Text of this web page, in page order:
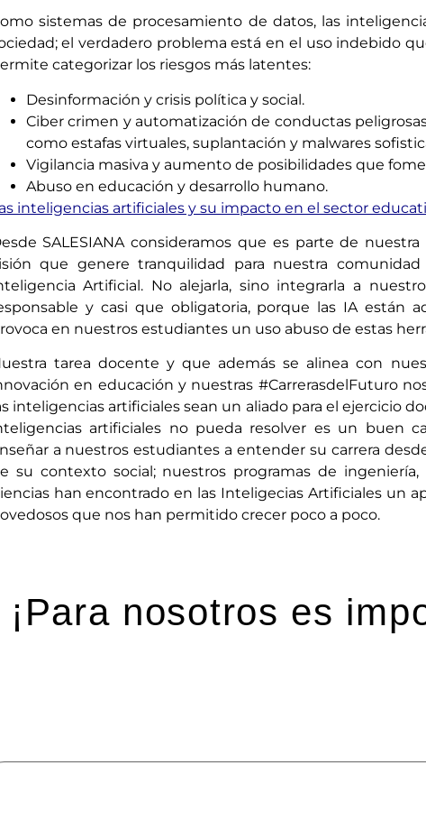
sistemas de procesamiento de datos, las
el verdadero problema está en el uso indebido
categorizar los riesgos más latentes:
Desinformación y crisis política y social.
Ciber crimen y automatización de conductas
como estafas virtuales, suplantación y malwares
Vigilancia masiva y aumento de posibilidades que
Abuso en educación y desarrollo humano.
inteligencias artificiales y su impacto en el sector
SALESIANA consideramos que es parte de
que genere tranquilidad para nuestra
Artificial. No alejarla, sino integrarla a
y casi que obligatoria, porque las IA están
en nuestros estudiantes un uso abuso de estas
tarea docente y que además se alinea con
en educación y nuestras #CarrerasdelFuturo
inteligencias artificiales sean un aliado para el ejercicio
artificiales no pueda resolver es un buen
a nuestros estudiantes a entender su carrera
su contexto social; nuestros programas de
han encontrado en las Inteligecias Artificiales un
que nos han permitido crecer poco a poco.
¡Para nosotros es